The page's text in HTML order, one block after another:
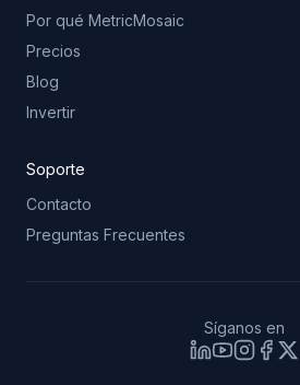
Por qué MetricMosaic
Precios
Blog
Invertir
Soporte
Contacto
Preguntas Frecuentes
Síganos en